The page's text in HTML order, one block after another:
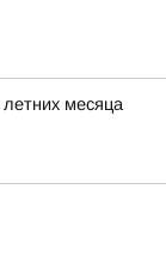
месяца